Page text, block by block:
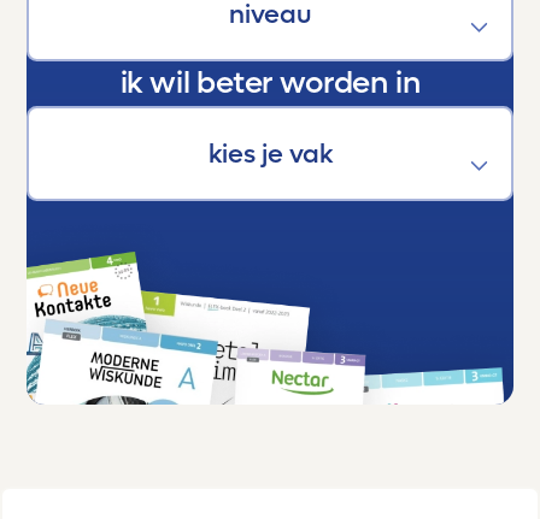
ik wil beter worden in